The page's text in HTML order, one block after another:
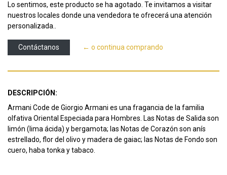
Lo sentimos, este producto se ha agotado. Te invitamos a visitar
nuestros locales donde una vendedora te ofrecerá una atención
personalizada..
Contáctanos ← o continua comprando
DESCRIPCIÓN:
Armani Code de Giorgio Armani es una fragancia de la familia
olfativa Oriental Especiada para Hombres. Las Notas de Salida son
limón (lima ácida) y bergamota; las Notas de Corazón son anís
estrellado, flor del olivo y madera de gaiac; las Notas de Fondo son
cuero, haba tonka y tabaco.